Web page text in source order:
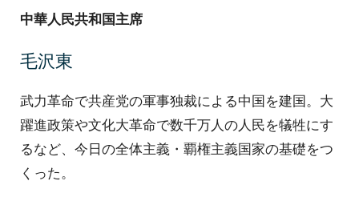
中華人民共和国主席
毛沢東
武力革命で共産党の軍事独裁による中国を建国。大
躍進政策や文化大革命で数千万人の人民を犠牲にす
るなど、今日の全体主義・覇権主義国家の基礎をつ
くった。